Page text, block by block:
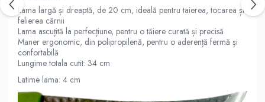
Lama largă și dreaptă, de 20 cm, ideală pentru taierea, tocarea și
felierea cărnii
Lama ascuțită la perfecțiune, pentru o tăiere curată și precisă
Maner ergonomic, din polipropilenă, pentru o aderență fermă și
confortabilă
Lungime totala cutit: 34 cm
Latime lama: 4 cm